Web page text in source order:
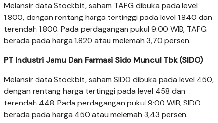
Melansir data Stockbit, saham TAPG dibuka pada level
1.800, dengan rentang harga tertinggi pada level 1.840 dan
terendah 1.800. Pada perdagangan pukul 9:00 WIB, TAPG
berada pada harga 1.820 atau melemah 3,70 persen.
PT Industri Jamu Dan Farmasi Sido Muncul Tbk (SIDO)
Melansir data Stockbit, saham SIDO dibuka pada level 450,
dengan rentang harga tertinggi pada level 458 dan
terendah 448. Pada perdagangan pukul 9:00 WIB, SIDO
berada pada harga 450 atau melemah 3,43 persen.